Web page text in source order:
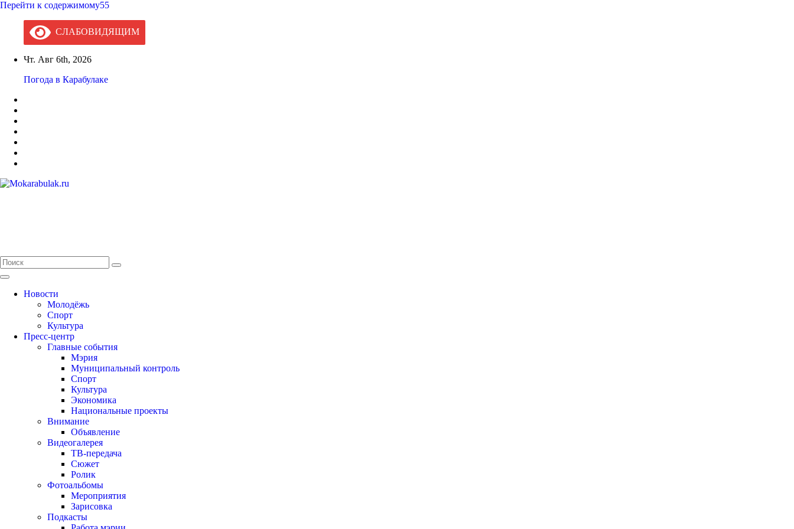
Перейти к содержимому55
СЛАБОВИДЯЩИМ
Чт. Авг 6th, 2026
Погода в Карабулаке
Новости
Молодёжь
Спорт
Культура
Пресс-центр
Главные события
Мэрия
Муниципальный контроль
Спорт
Культура
Экономика
Национальные проекты
Внимание
Объявление
Видеогалерея
ТВ-передача
Сюжет
Ролик
Фотоальбомы
Мероприятия
Зарисовка
Подкасты